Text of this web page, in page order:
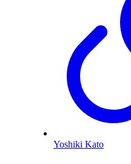
Yoshiki Kato